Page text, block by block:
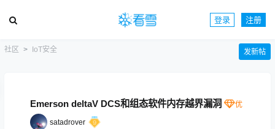
登录 注册
社区 IoT安全 发新帖
Emerson deltaV DCS和组态软件内存越界漏洞
satadrover